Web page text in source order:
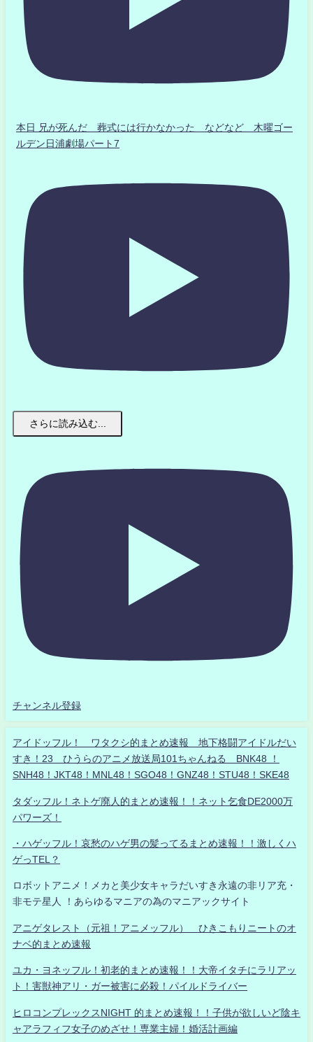
本日 兄が死んだ 葬式には行かなかった などなど 木曜ゴー
ルデン日浦劇場パート7
さらに読み込む...
チャンネル登録
アイドッフル！ ワタクシ的まとめ速報 地下格闘アイドルだい
すき！23 ひうらのアニメ放送局101ちゃんねる BNK48 ！
SNH48！JKT48！MNL48！SGO48！GNZ48！STU48！SKE48
タダッフル！ネトゲ廃人的まとめ速報！！ネット乞食DE2000万
パワーズ！
・ハゲッフル！哀愁のハゲ男の髪ってるまとめ速報！！激しくハ
ゲっTEL？
ロボットアニメ！メカと美少女キャラだいすき永遠の非リア充・
非モテ星人 ！あらゆるマニアの為のマニアックサイト
アニゲタレスト（元祖！アニメッフル） ひきこもりニートのオ
ナベ的まとめ速報
ユカ・ヨネッフル！初老的まとめ速報！！大帝イタチにラリアッ
ト！害獣神アリ・ガー被害に必殺！パイルドライバー
ヒロコンプレックスNIGHT 的まとめ速報！！子供が欲しいど陰キ
ャアラフィフ女子のめざせ！専業主婦！婚活計画編